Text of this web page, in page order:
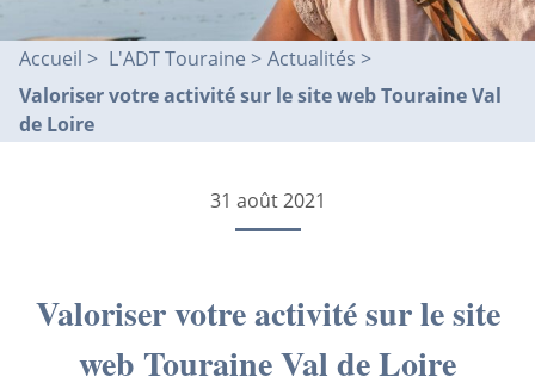
Accueil L'ADT Touraine > Actualités
Valoriser votre activité sur le site web Touraine Val
de Loire
31 août 2021
Valoriser votre activité sur le site
web Touraine Val de Loire